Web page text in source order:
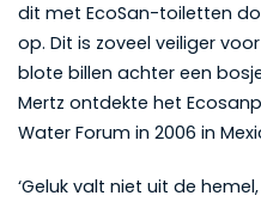
dit met EcoSan-toiletten
op. Dit is zoveel veiliger
blote billen achter een
Mertz ontdekte het
Water Forum in 2006 in
‘Geluk valt niet uit de